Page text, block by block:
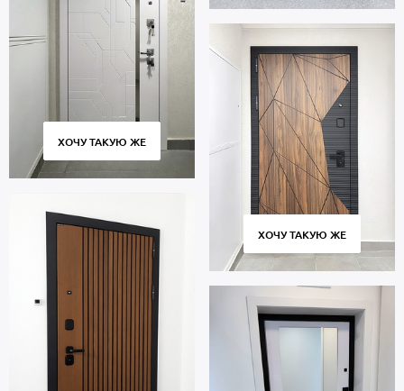
ХОЧУ ТАКУЮ ЖЕ
ХОЧУ ТАКУЮ ЖЕ